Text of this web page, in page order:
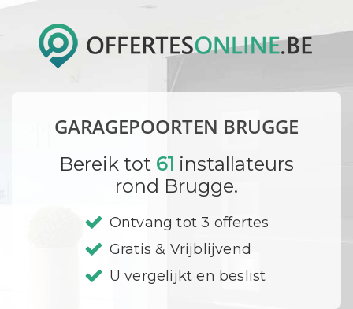
GARAGEPOORTEN BRUGGE
Bereik tot 61 installateurs
rond Brugge.
Ontvang tot 3 offertes
Gratis & Vrijblijvend
U vergelijkt en beslist